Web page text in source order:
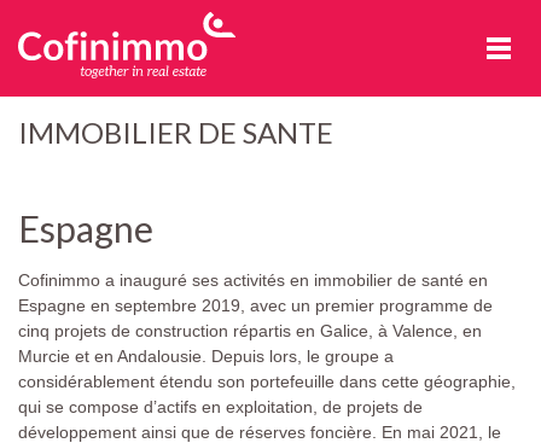
Cofinimmo
IMMOBILIER DE SANTE
Espagne
Cofinimmo a inauguré ses activités en immobilier de santé en
Espagne en septembre 2019, avec un premier programme de
cinq projets de construction répartis en Galice, à Valence, en
Murcie et en Andalousie. Depuis lors, le groupe a
considérablement étendu son portefeuille dans cette géographie,
qui se compose d’actifs en exploitation, de projets de
développement ainsi que de réserves foncière. En mai 2021, le